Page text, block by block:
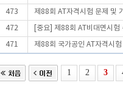
473 제88회 AT자격시험 문제 및
472 [중요] 제88회 AT비대면시험
471 제88회 국가공인 AT자격시
1 2 3